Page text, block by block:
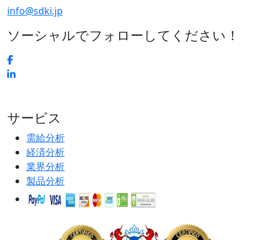
info@sdki.jp
ソーシャルでフォローしてください！
サービス
需給分析
経済分析
業界分析
製品分析